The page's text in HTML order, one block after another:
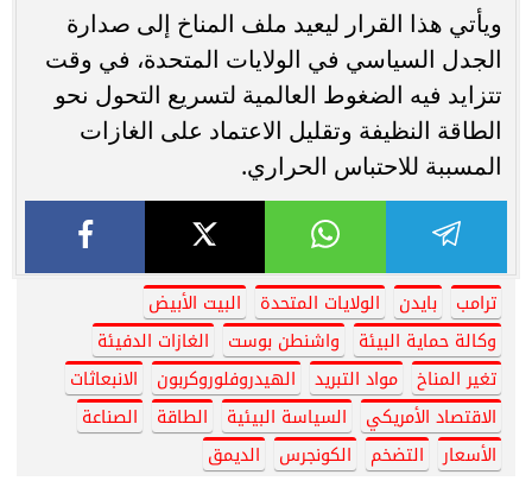
ويأتي هذا القرار ليعيد ملف المناخ إلى صدارة
الجدل السياسي في الولايات المتحدة، في وقت
تتزايد فيه الضغوط العالمية لتسريع التحول نحو
الطاقة النظيفة وتقليل الاعتماد على الغازات
المسببة للاحتباس الحراري.
ترامب بايدن الولايات المتحدة
البيت الأبيض
وكالة حماية البيئة
واشنطن بوست
الغازات الدفيئة
تغير المناخ
مواد التبريد الهيدروفلوروكربون
الانبعاثات
الاقتصاد الأمريكي
السياسة البيئية الطاقة
الصناعة
الأسعار
التضخم الكونجرس الديمق